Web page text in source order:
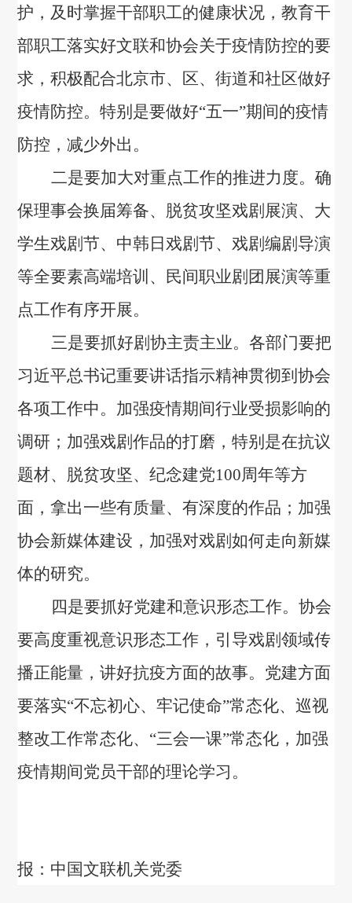
护，及时掌握干部职工的健康状况，教育干
部职工落实好文联和协会关于疫情防控的要
求，积极配合北京市、区、街道和社区做好
疫情防控。特别是要做好“五一”期间的疫情
防控，减少外出。
二是要加大对重点工作的推进力度。确
保理事会换届筹备、脱贫攻坚戏剧展演、大
学生戏剧节、中韩日戏剧节、戏剧编剧导演
等全要素高端培训、民间职业剧团展演等重
点工作有序开展。
三是要抓好剧协主责主业。各部门要把
习近平总书记重要讲话指示精神贯彻到协会
各项工作中。加强疫情期间行业受损影响的
调研；加强戏剧作品的打磨，特别是在抗议
题材、脱贫攻坚、纪念建党100周年等方
面，拿出一些有质量、有深度的作品；加强
协会新媒体建设，加强对戏剧如何走向新媒
体的研究。
四是要抓好党建和意识形态工作。协会
要高度重视意识形态工作，引导戏剧领域传
播正能量，讲好抗疫方面的故事。党建方面
要落实“不忘初心、牢记使命”常态化、巡视
整改工作常态化、“三会一课”常态化，加强
疫情期间党员干部的理论学习。
报：中国文联机关党委